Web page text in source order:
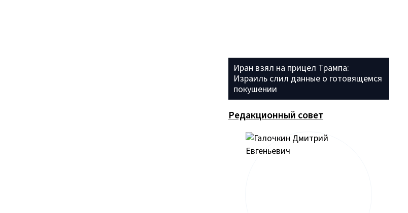
Иран взял на прицел Трампа:
Израиль слил данные о готовящемся
покушении
Редакционный совет